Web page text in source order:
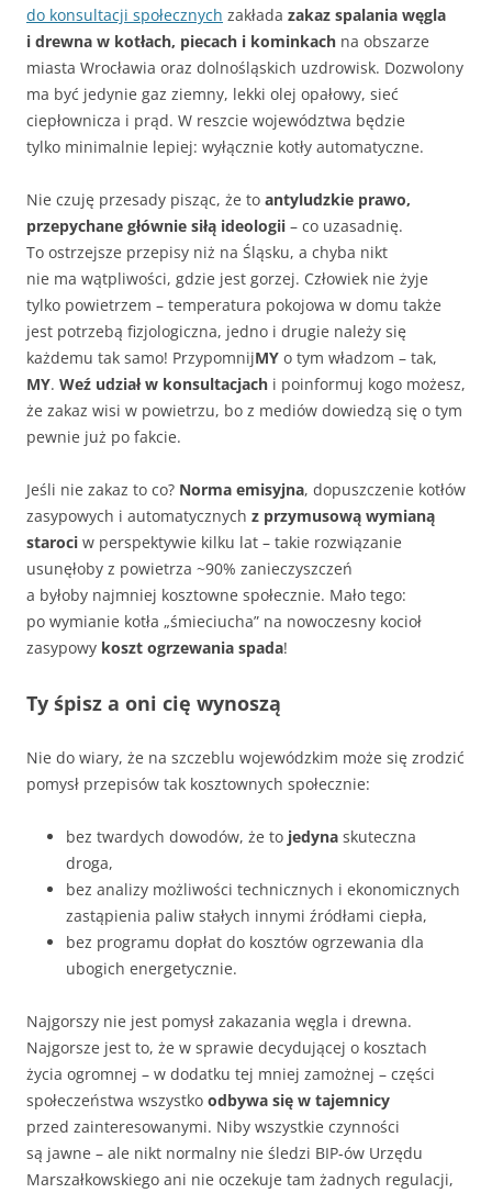
do konsultacji społecznych zakłada zakaz spalania węgla
i drewna w kotłach, piecach i kominkach na obszarze
miasta Wrocławia oraz dolnośląskich uzdrowisk. Dozwolony
ma być jedynie gaz ziemny, lekki olej opałowy, sieć
ciepłownicza i prąd. W reszcie województwa będzie
tylko minimalnie lepiej: wyłącznie kotły automatyczne.
Nie czuję przesady pisząc, że to antyludzkie prawo,
przepychane głównie siłą ideologii – co uzasadnię.
To ostrzejsze przepisy niż na Śląsku, a chyba nikt
nie ma wątpliwości, gdzie jest gorzej. Człowiek nie żyje
tylko powietrzem – temperatura pokojowa w domu także
jest potrzebą fizjologiczna, jedno i drugie należy się
każdemu tak samo! PrzypomnijMY o tym władzom – tak,
MY. Weź udział w konsultacjach i poinformuj kogo możesz,
że zakaz wisi w powietrzu, bo z mediów dowiedzą się o tym
pewnie już po fakcie.
Jeśli nie zakaz to co? Norma emisyjna, dopuszczenie kotłów
zasypowych i automatycznych z przymusową wymianą
staroci w perspektywie kilku lat – takie rozwiązanie
usunęłoby z powietrza ~90% zanieczyszczeń
a byłoby najmniej kosztowne społecznie. Mało tego:
po wymianie kotła „śmieciucha” na nowoczesny kocioł
zasypowy koszt ogrzewania spada!
Ty śpisz a oni cię wynoszą
Nie do wiary, że na szczeblu wojewódzkim może się zrodzić
pomysł przepisów tak kosztownych społecznie:
bez twardych dowodów, że to jedyna skuteczna
droga,
bez analizy możliwości technicznych i ekonomicznych
zastąpienia paliw stałych innymi źródłami ciepła,
bez programu dopłat do kosztów ogrzewania dla
ubogich energetycznie.
Najgorszy nie jest pomysł zakazania węgla i drewna.
Najgorsze jest to, że w sprawie decydującej o kosztach
życia ogromnej – w dodatku tej mniej zamożnej – części
społeczeństwa wszystko odbywa się w tajemnicy
przed zainteresowanymi. Niby wszystkie czynności
są jawne – ale nikt normalny nie śledzi BIP-ów Urzędu
Marszałkowskiego ani nie oczekuje tam żadnych regulacji,